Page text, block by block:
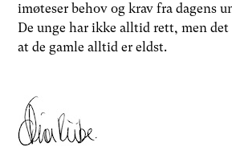
imøteser behov og krav fra dagens
De unge har ikke alltid rett, men
at de gamle alltid er eldst.